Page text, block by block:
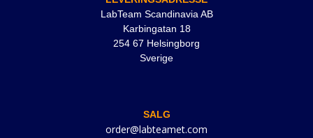
LabTeam Scandinavia AB
Karbingatan 18
254 67 Helsingborg
Sverige
SALG
order@labteamet.com